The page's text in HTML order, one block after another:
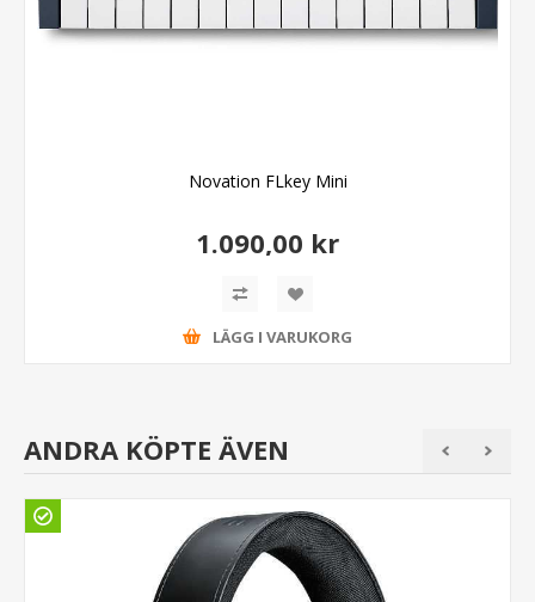
Novation FLkey Mini
1.090,00 kr
LÄGG I VARUKORG
ANDRA KÖPTE ÄVEN